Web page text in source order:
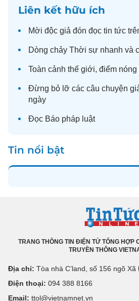
Liên kết hữu ích
Mời độc giả đón đọc tin tức
Dòng chảy Thời sự nhanh và
Toàn cảnh thế giới, điểm
Đừng bỏ lỡ các câu chuyện
ngày
Đọc Báo pháp luật
Tin nổi bật
TRANG THÔNG TIN ĐIỆN TỬ TỔNG HỢP
TRUYỀN THÔNG
Địa chỉ: Tòa nhà C’land, số 156 ngõ
Điện thoại: 094 388 8166
Email: ttol@vietnamnet.vn